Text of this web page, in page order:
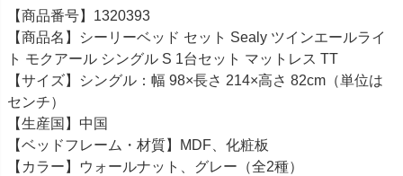
【商品番号】1320393
【商品名】シーリーベッド セット Sealy ツインエールライ
ト モクアール シングル S 1台セット マットレス TT
【サイズ】シングル：幅 98×長さ 214×高さ 82cm（単位は
センチ）
【生産国】中国
【ベッドフレーム・材質】MDF、化粧板
【カラー】ウォールナット、グレー（全2種）